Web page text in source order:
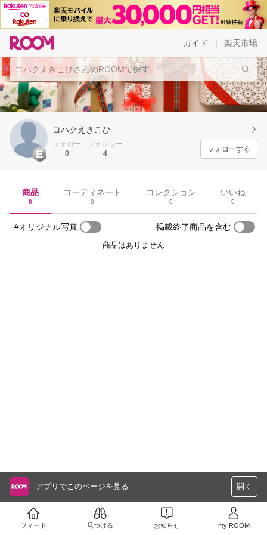
ガイド 楽天市場
コハクえきこひ
フォロー
0
フォロワー
4
フォローする
商品
0
コーディネート
0
コレクション
0
いいね
0
#オリジナル写真 掲載終了商品を含む
商品はありません
アプリでこのページを見る 開く
フィード 見つける お知らせ my ROOM